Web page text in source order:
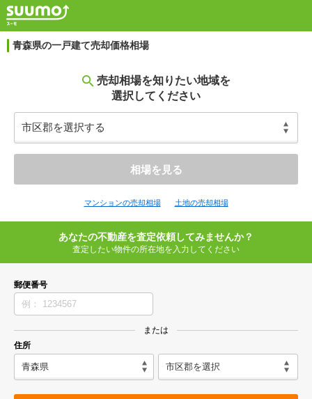
青森県の一戸建て売却価格相場
売却相場を知りたい地域を
選択してください
相場を見る
マンションの売却相場 土地の売却相場
あなたの不動産を査定依頼してみませんか？
査定したい物件の所在地を入力してください
郵便番号
または
住所